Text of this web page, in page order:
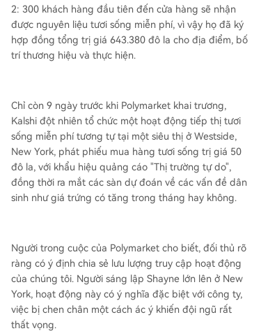
2: 300 khách hàng đầu tiên đến cửa hàng sẽ nhận
được nguyên liệu tươi sống miễn phí, vì vậy họ đã ký
hợp đồng tổng trị giá 643.380 đô la cho địa điểm, bố
trí thương hiệu và thực hiện.
Chỉ còn 9 ngày trước khi Polymarket khai trương,
Kalshi đột nhiên tổ chức một hoạt động tiếp thị tươi
sống miễn phí tương tự tại một siêu thị ở Westside,
New York, phát phiếu mua hàng tươi sống trị giá 50
đô la, với khẩu hiệu quảng cáo "Thị trường tự do",
đồng thời ra mắt các sàn dự đoán về các vấn đề dân
sinh như giá trứng có tăng trong tháng hay không.
Người trong cuộc của Polymarket cho biết, đối thủ rõ
ràng có ý định chia sẻ lưu lượng truy cập hoạt động
của chúng tôi. Người sáng lập Shayne lớn lên ở New
York, hoạt động này có ý nghĩa đặc biệt với công ty,
việc bị chen chân một cách ác ý khiến đội ngũ rất
thất vọng.